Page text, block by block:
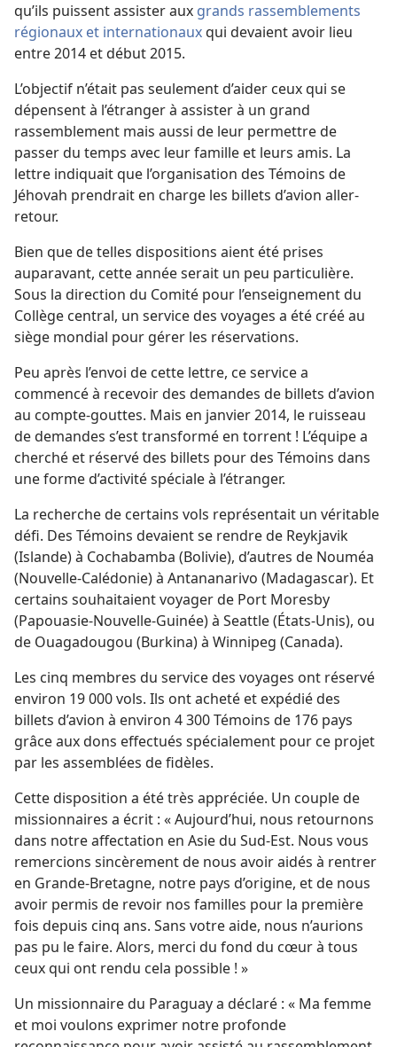
qu’ils puissent assister aux grands rassemblements
régionaux et internationauxqui devaient avoir lieu
entre 2014 et début 2015.
L’objectif n’était pas seulement d’aider ceux qui se
dépensent à l’étranger à assister à un grand
rassemblement mais aussi de leur permettre de
passer du temps avec leur famille et leurs amis. La
lettre indiquait que l’organisation des Témoins de
Jéhovah prendrait en charge les billets d’avion aller-
retour.
Bien que de telles dispositions aient été prises
auparavant, cette année serait un peu particulière.
Sous la direction du Comité pour l’enseignement du
Collège central, un service des voyages a été créé au
siège mondial pour gérer les réservations.
Peu après l’envoi de cette lettre, ce service a
commencé à recevoir des demandes de billets d’avion
au compte-gouttes. Mais en janvier 2014, le ruisseau
de demandes s’est transformé en torrent ! L’équipe a
cherché et réservé des billets pour des Témoins dans
une forme d’activité spéciale à l’étranger.
La recherche de certains vols représentait un véritable
défi. Des Témoins devaient se rendre de Reykjavik
(Islande) à Cochabamba (Bolivie), d’autres de Nouméa
(Nouvelle-Calédonie) à Antananarivo (Madagascar). Et
certains souhaitaient voyager de Port Moresby
(Papouasie-Nouvelle-Guinée) à Seattle (États-Unis), ou
de Ouagadougou (Burkina) à Winnipeg (Canada).
Les cinq membres du service des voyages ont réservé
environ 19 000 vols. Ils ont acheté et expédié des
billets d’avion à environ 4 300 Témoins de 176 pays
grâce aux dons effectués spécialement pour ce projet
par les assemblées de fidèles.
Cette disposition a été très appréciée. Un couple de
missionnaires a écrit : « Aujourd’hui, nous retournons
dans notre affectation en Asie du Sud-Est. Nous vous
remercions sincèrement de nous avoir aidés à rentrer
en Grande-Bretagne, notre pays d’origine, et de nous
avoir permis de revoir nos familles pour la première
fois depuis cinq ans. Sans votre aide, nous n’aurions
pas pu le faire. Alors, merci du fond du cœur à tous
ceux qui ont rendu cela possible ! »
Un missionnaire du Paraguay a déclaré : « Ma femme
et moi voulons exprimer notre profonde